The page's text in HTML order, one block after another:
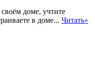
доме, учтите
в доме... Читать»